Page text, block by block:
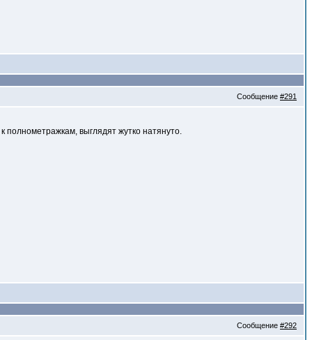
Сообщение #291
полнометражкам, выглядят жутко натянуто.
Сообщение #292